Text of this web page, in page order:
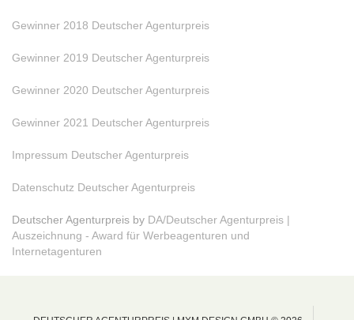
Gewinner 2018 Deutscher Agenturpreis
Gewinner 2019 Deutscher Agenturpreis
Gewinner 2020 Deutscher Agenturpreis
Gewinner 2021 Deutscher Agenturpreis
Impressum Deutscher Agenturpreis
Datenschutz Deutscher Agenturpreis
Deutscher Agenturpreis by DA/Deutscher Agenturpreis |
Auszeichnung - Award für Werbeagenturen und
Internetagenturen